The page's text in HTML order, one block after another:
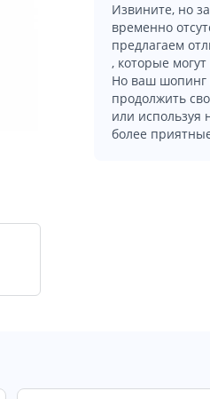
Извините, но
временно
предлагаем
, которые
Но ваш шопинг
продолжить
или
более